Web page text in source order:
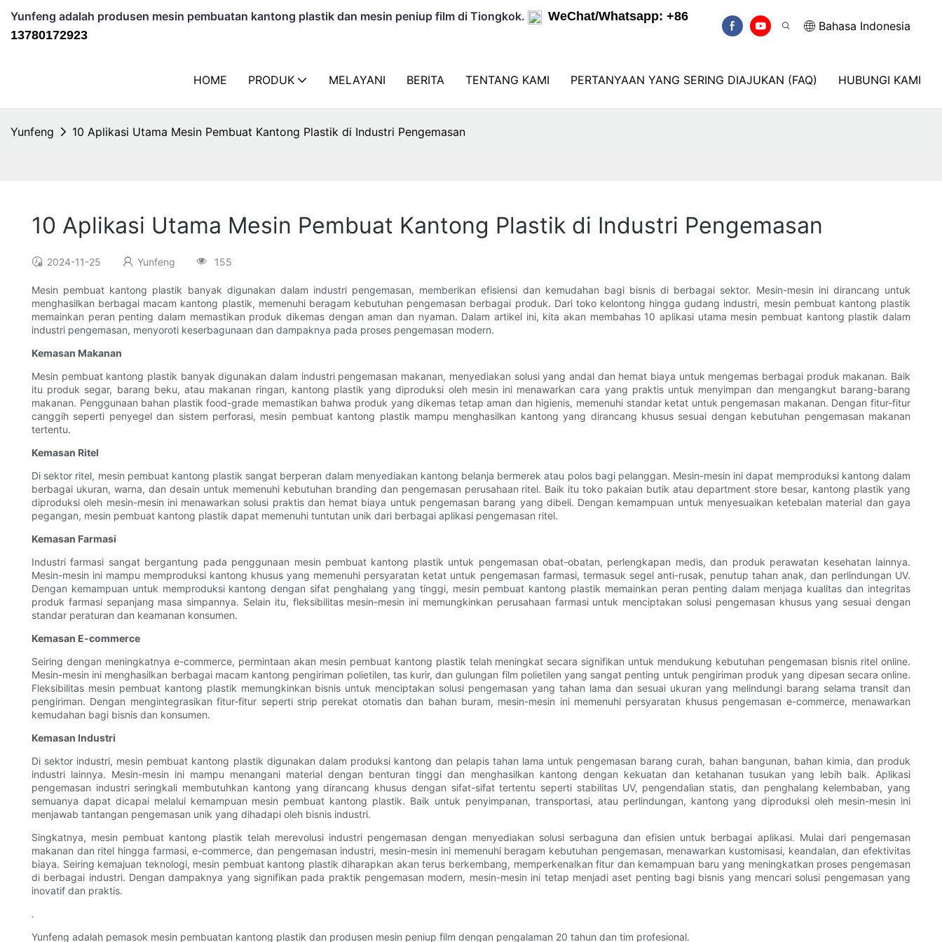
Yunfeng adalah produsen mesin pembuatan kantong plastik dan mesin peniup film di Tiongkok.
WeChat/Whatsapp: +86
13780172923
Bahasa Indonesia
HOME PRODUK MELAYANI BERITA TENTANG KAMI PERTANYAAN YANG SERING DIAJUKAN (FAQ) HUBUNGI KAMI
Yunfeng 10 Aplikasi Utama Mesin Pembuat Kantong Plastik di Industri Pengemasan
10 Aplikasi Utama Mesin Pembuat Kantong Plastik di Industri Pengemasan
2024-11-25 Yunfeng 155
Mesin pembuat kantong plastik banyak digunakan dalam industri pengemasan, memberikan efisiensi dan kemudahan bagi bisnis di berbagai sektor. Mesin-mesin ini dirancang untuk
menghasilkan berbagai macam kantong plastik, memenuhi beragam kebutuhan pengemasan berbagai produk. Dari toko kelontong hingga gudang industri, mesin pembuat kantong plastik
memainkan peran penting dalam memastikan produk dikemas dengan aman dan nyaman. Dalam artikel ini, kita akan membahas 10 aplikasi utama mesin pembuat kantong plastik dalam
industri pengemasan, menyoroti keserbagunaan dan dampaknya pada proses pengemasan modern.
Kemasan Makanan
Mesin pembuat kantong plastik banyak digunakan dalam industri pengemasan makanan, menyediakan solusi yang andal dan hemat biaya untuk mengemas berbagai produk makanan. Baik
itu produk segar, barang beku, atau makanan ringan, kantong plastik yang diproduksi oleh mesin ini menawarkan cara yang praktis untuk menyimpan dan mengangkut barang-barang
makanan. Penggunaan bahan plastik food-grade memastikan bahwa produk yang dikemas tetap aman dan higienis, memenuhi standar ketat untuk pengemasan makanan. Dengan fitur-fitur
canggih seperti penyegel dan sistem perforasi, mesin pembuat kantong plastik mampu menghasilkan kantong yang dirancang khusus sesuai dengan kebutuhan pengemasan makanan
tertentu.
Kemasan Ritel
Di sektor ritel, mesin pembuat kantong plastik sangat berperan dalam menyediakan kantong belanja bermerek atau polos bagi pelanggan. Mesin-mesin ini dapat memproduksi kantong dalam
berbagai ukuran, warna, dan desain untuk memenuhi kebutuhan branding dan pengemasan perusahaan ritel. Baik itu toko pakaian butik atau department store besar, kantong plastik yang
diproduksi oleh mesin-mesin ini menawarkan solusi praktis dan hemat biaya untuk pengemasan barang yang dibeli. Dengan kemampuan untuk menyesuaikan ketebalan material dan gaya
pegangan, mesin pembuat kantong plastik dapat memenuhi tuntutan unik dari berbagai aplikasi pengemasan ritel.
Kemasan Farmasi
Industri farmasi sangat bergantung pada penggunaan mesin pembuat kantong plastik untuk pengemasan obat-obatan, perlengkapan medis, dan produk perawatan kesehatan lainnya.
Mesin-mesin ini mampu memproduksi kantong khusus yang memenuhi persyaratan ketat untuk pengemasan farmasi, termasuk segel anti-rusak, penutup tahan anak, dan perlindungan UV.
Dengan kemampuan untuk memproduksi kantong dengan sifat penghalang yang tinggi, mesin pembuat kantong plastik memainkan peran penting dalam menjaga kualitas dan integritas
produk farmasi sepanjang masa simpannya. Selain itu, fleksibilitas mesin-mesin ini memungkinkan perusahaan farmasi untuk menciptakan solusi pengemasan khusus yang sesuai dengan
standar peraturan dan keamanan konsumen.
Kemasan E-commerce
Seiring dengan meningkatnya e-commerce, permintaan akan mesin pembuat kantong plastik telah meningkat secara signifikan untuk mendukung kebutuhan pengemasan bisnis ritel online.
Mesin-mesin ini menghasilkan berbagai macam kantong pengiriman polietilen, tas kurir, dan gulungan film polietilen yang sangat penting untuk pengiriman produk yang dipesan secara online.
Fleksibilitas mesin pembuat kantong plastik memungkinkan bisnis untuk menciptakan solusi pengemasan yang tahan lama dan sesuai ukuran yang melindungi barang selama transit dan
pengiriman. Dengan mengintegrasikan fitur-fitur seperti strip perekat otomatis dan bahan buram, mesin-mesin ini memenuhi persyaratan khusus pengemasan e-commerce, menawarkan
kemudahan bagi bisnis dan konsumen.
Kemasan Industri
Di sektor industri, mesin pembuat kantong plastik digunakan dalam produksi kantong dan pelapis tahan lama untuk pengemasan barang curah, bahan bangunan, bahan kimia, dan produk
industri lainnya. Mesin-mesin ini mampu menangani material dengan benturan tinggi dan menghasilkan kantong dengan kekuatan dan ketahanan tusukan yang lebih baik. Aplikasi
pengemasan industri seringkali membutuhkan kantong yang dirancang khusus dengan sifat-sifat tertentu seperti stabilitas UV, pengendalian statis, dan penghalang kelembaban, yang
semuanya dapat dicapai melalui kemampuan mesin pembuat kantong plastik. Baik untuk penyimpanan, transportasi, atau perlindungan, kantong yang diproduksi oleh mesin-mesin ini
menjawab tantangan pengemasan unik yang dihadapi oleh bisnis industri.
Singkatnya, mesin pembuat kantong plastik telah merevolusi industri pengemasan dengan menyediakan solusi serbaguna dan efisien untuk berbagai aplikasi. Mulai dari pengemasan
makanan dan ritel hingga farmasi, e-commerce, dan pengemasan industri, mesin-mesin ini memenuhi beragam kebutuhan pengemasan, menawarkan kustomisasi, keandalan, dan efektivitas
biaya. Seiring kemajuan teknologi, mesin pembuat kantong plastik diharapkan akan terus berkembang, memperkenalkan fitur dan kemampuan baru yang meningkatkan proses pengemasan
di berbagai industri. Dengan dampaknya yang signifikan pada praktik pengemasan modern, mesin-mesin ini tetap menjadi aset penting bagi bisnis yang mencari solusi pengemasan yang
inovatif dan praktis.
.
Yunfeng adalah pemasok mesin pembuatan kantong plastik dan produsen mesin peniup film dengan pengalaman 20 tahun dan tim profesional.